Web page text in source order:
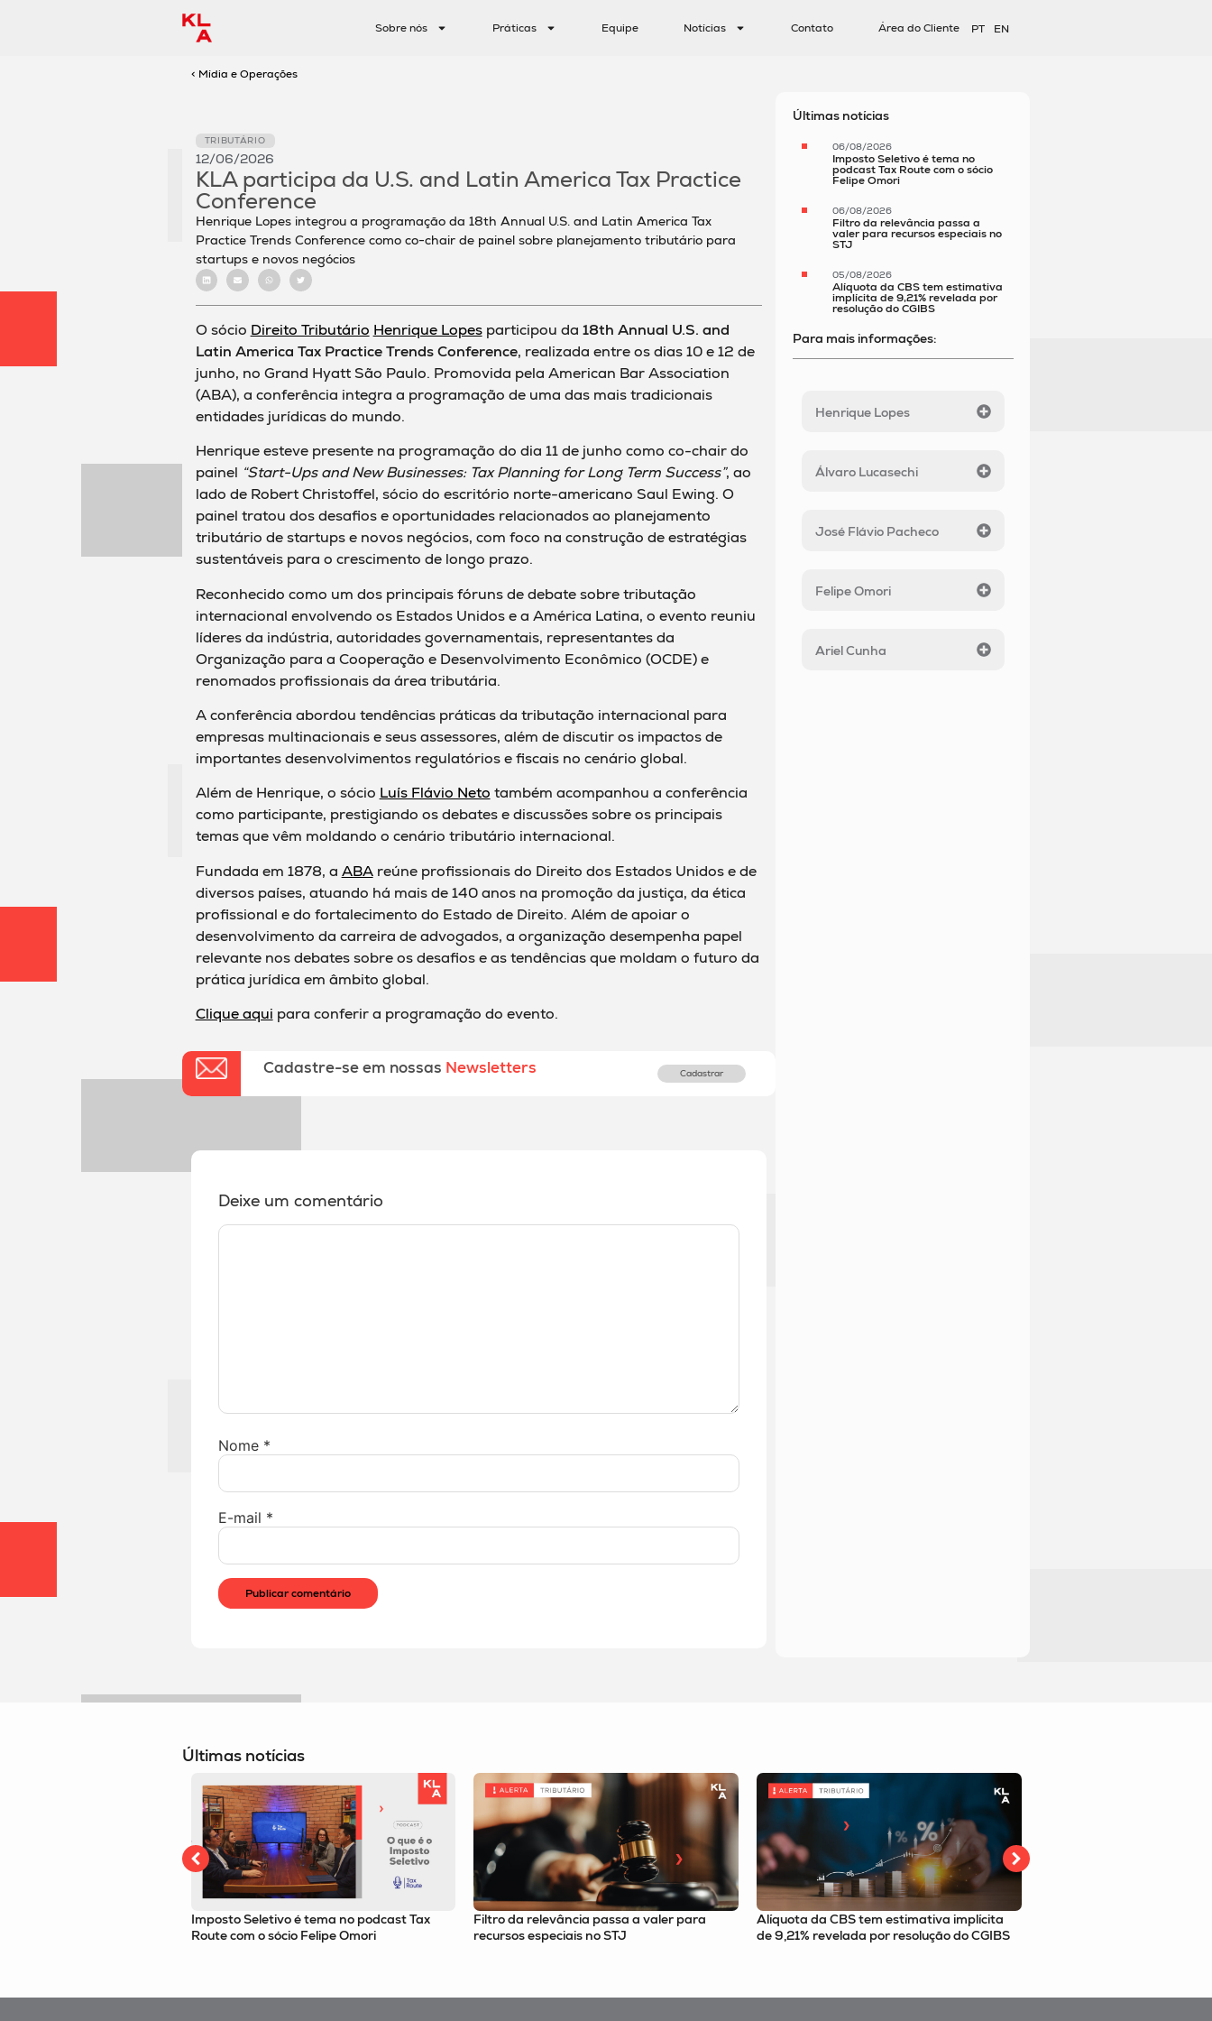
Sobre nós Práticas Equipe Notícias Contato Área do Cliente PT EN
< Mídia e Operações
TRIBUTÁRIO
12/06/2026
KLA participa da U.S. and Latin America Tax Practice
Conference
Henrique Lopes integrou a programação da 18th Annual U.S. and Latin America Tax
Practice Trends Conference como co-chair de painel sobre planejamento tributário para
startups e novos negócios
O sócio Direito Tributário Henrique Lopesparticipou da 18th Annual U.S. and
Latin America Tax Practice Trends Conference, realizada entre os dias 10 e 12 de
junho, no Grand Hyatt São Paulo. Promovida pela American Bar Association
(ABA), a conferência integra a programação de uma das mais tradicionais
entidades jurídicas do mundo.
Henrique esteve presente na programação do dia 11 de junho como co-chair do
painel “Start-Ups and New Businesses: Tax Planning for Long Term Success”, ao
lado de Robert Christoffel, sócio do escritório norte-americano Saul Ewing. O
painel tratou dos desafios e oportunidades relacionados ao planejamento
tributário de startups e novos negócios, com foco na construção de estratégias
sustentáveis para o crescimento de longo prazo.
Reconhecido como um dos principais fóruns de debate sobre tributação
internacional envolvendo os Estados Unidos e a América Latina, o evento reuniu
líderes da indústria, autoridades governamentais, representantes da
Organização para a Cooperação e Desenvolvimento Econômico (OCDE) e
renomados profissionais da área tributária.
A conferência abordou tendências práticas da tributação internacional para
empresas multinacionais e seus assessores, além de discutir os impactos de
importantes desenvolvimentos regulatórios e fiscais no cenário global.
Além de Henrique, o sócio Luís Flávio Neto também acompanhou a conferência
como participante, prestigiando os debates e discussões sobre os principais
temas que vêm moldando o cenário tributário internacional.
Fundada em 1878, a ABAreúne profissionais do Direito dos Estados Unidos e de
diversos países, atuando há mais de 140 anos na promoção da justiça, da ética
profissional e do fortalecimento do Estado de Direito. Além de apoiar o
desenvolvimento da carreira de advogados, a organização desempenha papel
relevante nos debates sobre os desafios e as tendências que moldam o futuro da
prática jurídica em âmbito global.
Clique aqui para conferir a programação do evento.
Cadastre-se em nossas Newsletters Cadastrar
Deixe um comentário
Nome *
E-mail *
Últimas notícias
06/08/2026
Imposto Seletivo é tema no
podcast Tax Route com o sócio
Felipe Omori
06/08/2026
Filtro da relevância passa a
valer para recursos especiais no
STJ
05/08/2026
Alíquota da CBS tem estimativa
implícita de 9,21% revelada por
resolução do CGIBS
Para mais informações:
Henrique Lopes
Álvaro Lucasechi
José Flávio Pacheco
Felipe Omori
Ariel Cunha
Últimas notícias
Filtro da relevância passa a valer para
recursos especiais no STJ
Alíquota da CBS tem estimativa implícita
de 9,21% revelada por resolução do CGIBS
Nulidade de deliberação e riscos no M&A:
confira a newsletter